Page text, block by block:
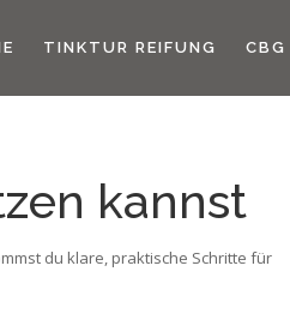
TINKTUR REIFUNG CBG
kannst
du klare, praktische Schritte für